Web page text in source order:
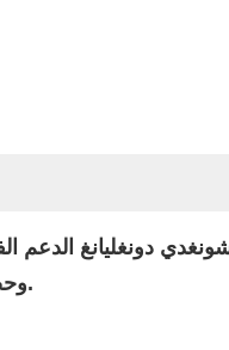
دونغليانغ الدعم
وحصلت على جائزة المؤسسة التعاونية المتميزة.